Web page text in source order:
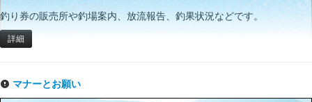
釣り券の販売所や釣場案内、放流報告、釣果状況などです。
詳細
マナーとお願い